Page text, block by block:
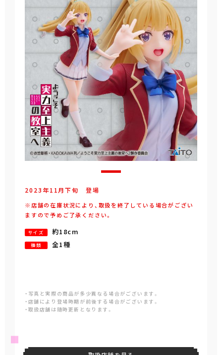
2023年11月下旬 登場
※店舗の在庫状況により、取扱を終了している場合がござい
ますので予めご了承ください。
サイズ 約18cm
種類 全1種
・写真と実際の商品が多少異なる場合がございます。
・店舗により登場時期が前後する場合がございます。
・取扱店舗は随時更新となります。